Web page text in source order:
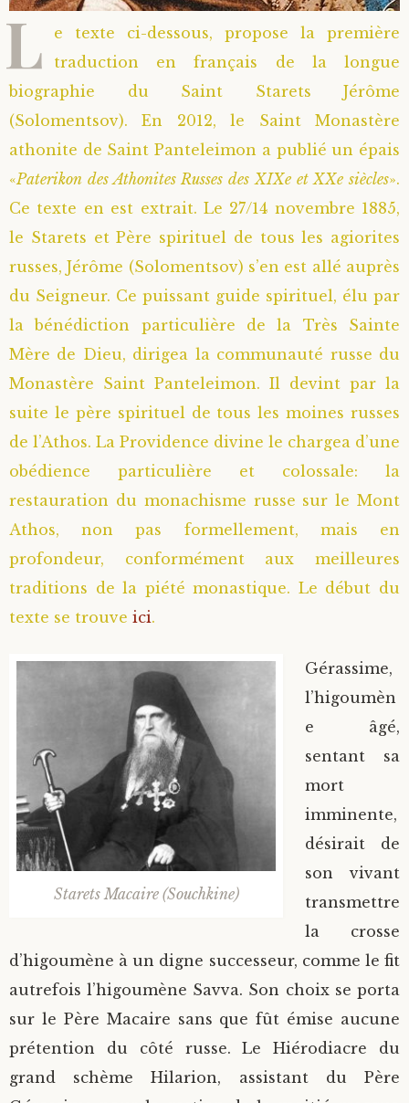
L
e texte ci-dessous, propose la première
traduction en français de la longue
biographie du Saint Starets Jérôme
(Solomentsov). En 2012, le Saint Monastère
athonite de Saint Panteleimon a publié un épais
«Paterikon des Athonites Russes des XIXe et XXe siècles».
Ce texte en est extrait. Le 27/14 novembre 1885,
le Starets et Père spirituel de tous les agiorites
russes, Jérôme (Solomentsov) s’en est allé auprès
du Seigneur. Ce puissant guide spirituel, élu par
la bénédiction particulière de la Très Sainte
Mère de Dieu, dirigea la communauté russe du
Monastère Saint Panteleimon. Il devint par la
suite le père spirituel de tous les moines russes
de l’Athos. La Providence divine le chargea d’une
obédience particulière et colossale: la
restauration du monachisme russe sur le Mont
Athos, non pas formellement, mais en
profondeur, conformément aux meilleures
traditions de la piété monastique. Le début du
texte se trouve ici.
Starets Macaire (Souchkine)
Gérassime,
l’higoumèn
e âgé,
sentant sa
mort
imminente,
désirait de
son vivant
transmettre
la crosse
d’higoumène à un digne successeur, comme le fit
autrefois l’higoumène Savva. Son choix se porta
sur le Père Macaire sans que fût émise aucune
prétention du côté russe. Le Hiérodiacre du
grand schème Hilarion, assistant du Père